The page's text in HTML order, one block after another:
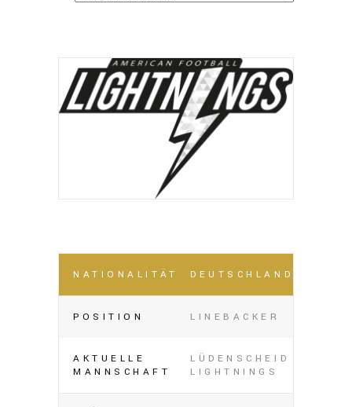
NATIONALITÄT DEUTSCHLAND
POSITION LINEBACKER
AKTUELLE
MANNSCHAFT
LÜDENSCHEID
LIGHTNINGS